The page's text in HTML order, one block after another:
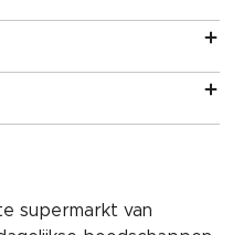
supermarkt van